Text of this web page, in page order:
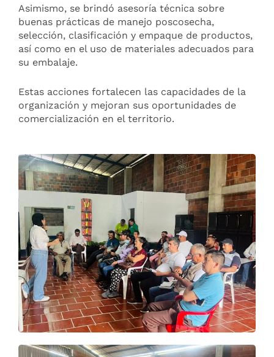
Asimismo, se brindó asesoría técnica sobre
buenas prácticas de manejo poscosecha,
selección, clasificación y empaque de productos,
así como en el uso de materiales adecuados para
su embalaje.
Estas acciones fortalecen las capacidades de la
organización y mejoran sus oportunidades de
comercialización en el territorio.